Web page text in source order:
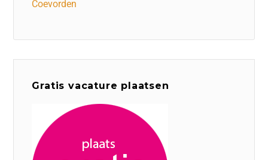
Coevorden
Gratis vacature plaatsen